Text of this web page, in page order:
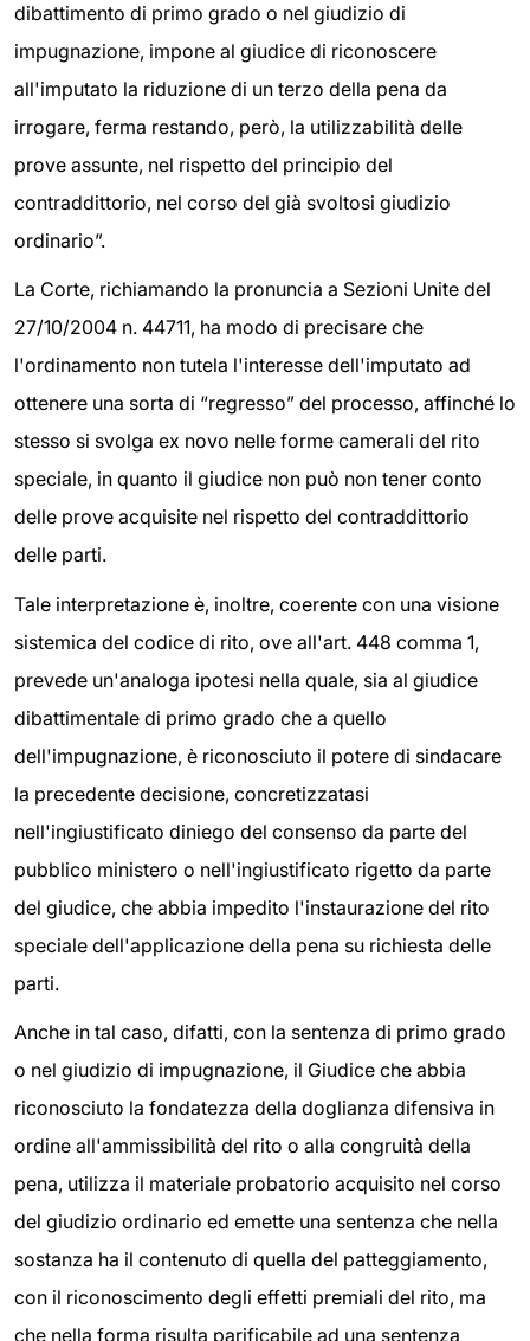
dibattimento di primo grado o nel giudizio di
impugnazione, impone al giudice di riconoscere
all'imputato la riduzione di un terzo della pena da
irrogare, ferma restando, però, la utilizzabilità delle
prove assunte, nel rispetto del principio del
contraddittorio, nel corso del già svoltosi giudizio
ordinario”.
La Corte, richiamando la pronuncia a Sezioni Unite del
27/10/2004 n. 44711, ha modo di precisare che
l'ordinamento non tutela l'interesse dell'imputato ad
ottenere una sorta di “regresso” del processo, affinché lo
stesso si svolga ex novo nelle forme camerali del rito
speciale, in quanto il giudice non può non tener conto
delle prove acquisite nel rispetto del contraddittorio
delle parti.
Tale interpretazione è, inoltre, coerente con una visione
sistemica del codice di rito, ove all'art. 448 comma 1,
prevede un'analoga ipotesi nella quale, sia al giudice
dibattimentale di primo grado che a quello
dell'impugnazione, è riconosciuto il potere di sindacare
la precedente decisione, concretizzatasi
nell'ingiustificato diniego del consenso da parte del
pubblico ministero o nell'ingiustificato rigetto da parte
del giudice, che abbia impedito l'instaurazione del rito
speciale dell'applicazione della pena su richiesta delle
parti.
Anche in tal caso, difatti, con la sentenza di primo grado
o nel giudizio di impugnazione, il Giudice che abbia
riconosciuto la fondatezza della doglianza difensiva in
ordine all'ammissibilità del rito o alla congruità della
pena, utilizza il materiale probatorio acquisito nel corso
del giudizio ordinario ed emette una sentenza che nella
sostanza ha il contenuto di quella del patteggiamento,
con il riconoscimento degli effetti premiali del rito, ma
che nella forma risulta parificabile ad una sentenza